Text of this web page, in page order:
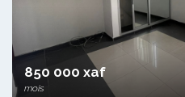
850 000 xaf
mois